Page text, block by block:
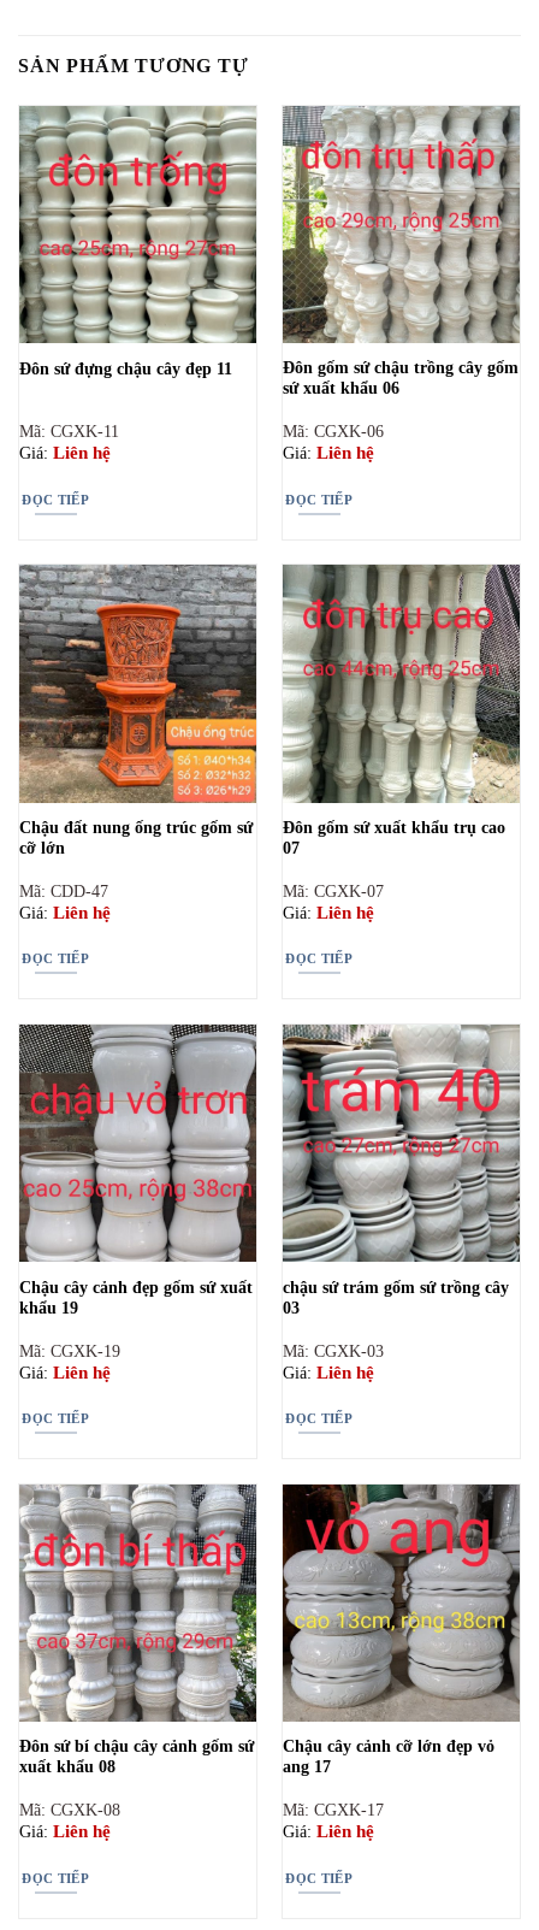
SẢN PHẨM TƯƠNG TỰ
Đôn sứ đựng chậu cây đẹp 11
Mã: CGXK-11
Giá: Liên hệ
ĐỌC TIẾP
Đôn gốm sứ chậu trồng cây gốm
sứ xuất khẩu 06
Mã: CGXK-06
Giá: Liên hệ
ĐỌC TIẾP
Chậu đất nung ống trúc gốm sứ
cỡ lớn
Mã: CDD-47
Giá: Liên hệ
ĐỌC TIẾP
Đôn gốm sứ xuất khẩu trụ cao
07
Mã: CGXK-07
Giá: Liên hệ
ĐỌC TIẾP
Chậu cây cảnh đẹp gốm sứ xuất
khẩu 19
Mã: CGXK-19
Giá: Liên hệ
ĐỌC TIẾP
chậu sứ trám gốm sứ trồng cây
03
Mã: CGXK-03
Giá: Liên hệ
ĐỌC TIẾP
Đôn sứ bí chậu cây cảnh gốm sứ
xuất khẩu 08
Mã: CGXK-08
Giá: Liên hệ
ĐỌC TIẾP
Chậu cây cảnh cỡ lớn đẹp vỏ
ang 17
Mã: CGXK-17
Giá: Liên hệ
ĐỌC TIẾP